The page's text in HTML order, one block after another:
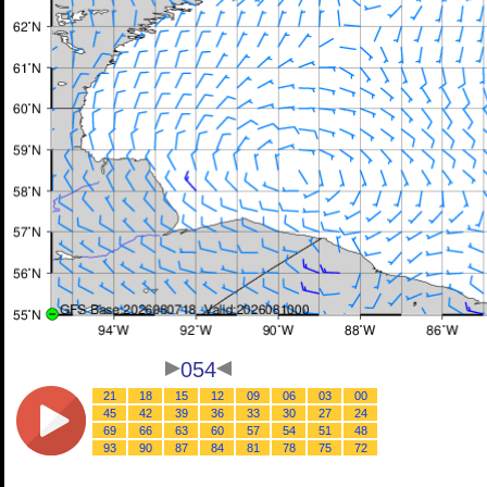
054
00
03
06
09
12
15
18
21
24
27
30
33
36
39
42
45
48
51
54
57
60
63
66
69
72
75
78
81
84
87
90
93